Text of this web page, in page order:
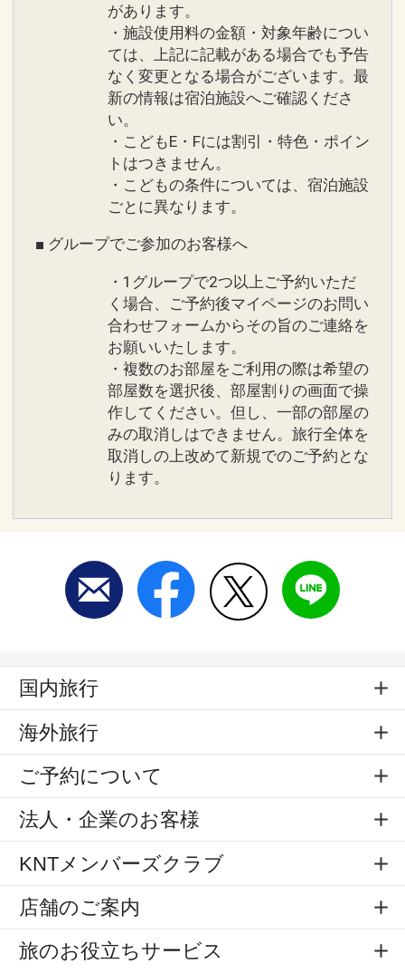
があります。
・施設使用料の金額・対象年齢につい
ては、上記に記載がある場合でも予告
なく変更となる場合がございます。最
新の情報は宿泊施設へご確認くださ
い。
・こどもE・Fには割引・特色・ポイン
トはつきません。
・こどもの条件については、宿泊施設
ごとに異なります。
■ グループでご参加のお客様へ
・1グループで2つ以上ご予約いただ
く場合、ご予約後マイページのお問い
合わせフォームからその旨のご連絡を
お願いいたします。
・複数のお部屋をご利用の際は希望の
部屋数を選択後、部屋割りの画面で操
作してください。但し、一部の部屋の
みの取消しはできません。旅行全体を
取消しの上改めて新規でのご予約とな
ります。
国内旅行
海外旅行
ご予約について
法人・企業のお客様
KNTメンバーズクラブ
店舗のご案内
旅のお役立ちサービス